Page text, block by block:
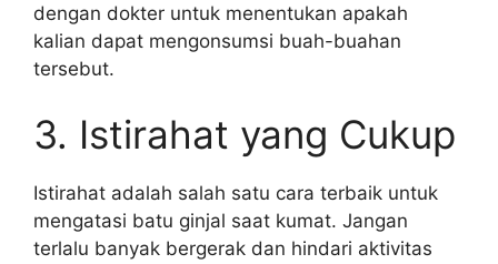
dengan dokter untuk menentukan apakah
kalian dapat mengonsumsi buah-buahan
tersebut.
3. Istirahat yang Cukup
Istirahat adalah salah satu cara terbaik untuk
mengatasi batu ginjal saat kumat. Jangan
terlalu banyak bergerak dan hindari aktivitas